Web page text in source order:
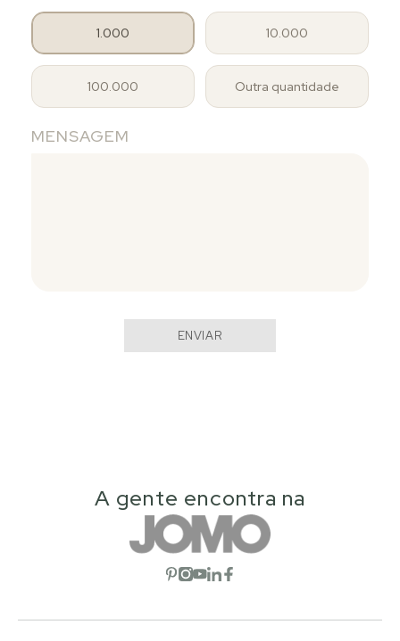
1.000 10.000
100.000 Outra quantidade
MENSAGEM
ENVIAR
A gente encontra na
Abrir rede social
Abrir rede social
Abrir rede social
Abrir rede social
Abrir rede social